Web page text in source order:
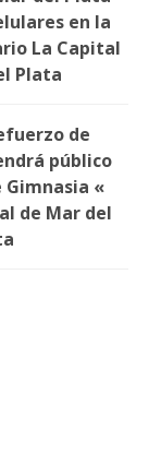
en la
La Capital
Plata
de
público
«
de Mar del